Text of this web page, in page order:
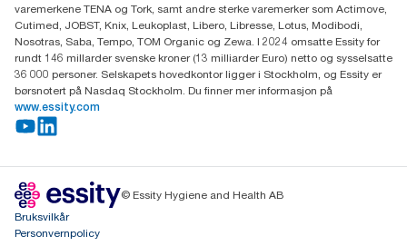
varemerkene TENA og Tork, samt andre sterke varemerker som Actimove,
Cutimed, JOBST, Knix, Leukoplast, Libero, Libresse, Lotus, Modibodi,
Nosotras, Saba, Tempo, TOM Organic og Zewa. I 2024 omsatte Essity for
rundt 146 millarder svenske kroner (13 milliarder Euro) netto og sysselsatte
36 000 personer. Selskapets hovedkontor ligger i Stockholm, og Essity er
børsnotert på Nasdaq Stockholm. Du finner mer informasjon på
www.essity.com
© Essity Hygiene and Health AB
Bruksvilkår
Personvernpolicy